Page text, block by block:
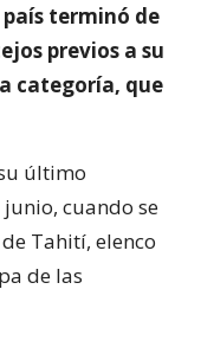
país terminó de
previos a su
categoría, que
último
cuando se
Tahití, elenco
de las